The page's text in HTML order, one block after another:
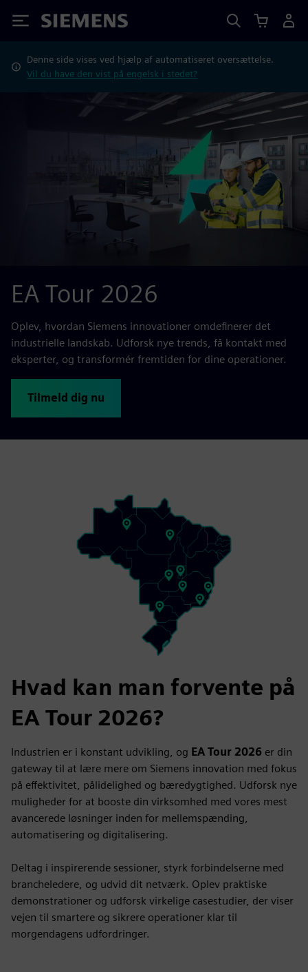
Siemens
Denne side vises ved hjælp af automatiseret oversættelse.
Vil du have den vist på engelsk i stedet?
EA Tour 2026
Oplev, hvordan Siemens innovationer omdefinerer det
industrielle landskab. Udforsk nye trends, få kontakt med
eksperter, og transformér fremtiden for dine operationer.
Tilmeld dig nu
Hvad kan man forvente på
EA Tour 2026?
Industrien er i konstant udvikling, og EA Tour 2026 er din
gateway til at lære mere om Siemens innovation med fokus
på effektivitet, pålidelighed og bæredygtighed. Udforsk nye
muligheder for at booste din virksomhed med vores mest
avancerede løsninger inden for mellemspænding,
automatisering og digitalisering.
Deltag i inspirerende sessioner, styrk forbindelserne med
brancheledere, og udvid dit netværk. Oplev praktiske
demonstrationer og udforsk virkelige casestudier, der viser
vejen til smartere og sikrere operationer klar til
morgendagens udfordringer.